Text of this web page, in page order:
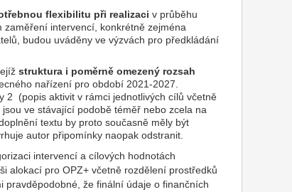
flexibilitu při realizaciv průběhu
intervencí, konkrétně zejména
budou uváděny ve výzvách pro předkládání
struktura i poměrně omezený rozsah
nařízení pro období 2021-2027.
2 (popis aktivit v rámci jednotlivých cílů včetně
ve stávající podobě téměř nebo zcela na
textu by proto současně měly být
autor připomínky naopak odstranit.
intervencí a cílových hodnotách
alokací pro OPZ+ včetně rozdělení prostředků
že finální údaje o finančních